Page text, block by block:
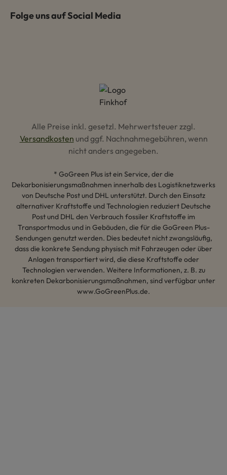
Folge uns auf Social Media
Alle Preise inkl. gesetzl. Mehrwertsteuer zzgl.
Versandkosten und ggf. Nachnahmegebühren, wenn
nicht anders angegeben.
* GoGreen Plus ist ein Service, der die
Dekarbonisierungsmaßnahmen innerhalb des Logistiknetzwerks
von Deutsche Post und DHL unterstützt. Durch den Einsatz
alternativer Kraftstoffe und Technologien reduziert Deutsche
Post und DHL den Verbrauch fossiler Kraftstoffe im
Transportmodus und in Gebäuden, die für die GoGreen Plus-
Sendungen genutzt werden. Dies bedeutet nicht zwangsläufig,
dass die konkrete Sendung physisch mit Fahrzeugen oder über
Anlagen transportiert wird, die diese Kraftstoffe oder
Technologien verwenden. Weitere Informationen, z. B. zu
konkreten Dekarbonisierungsmaßnahmen, sind verfügbar unter
www.GoGreenPlus.de.